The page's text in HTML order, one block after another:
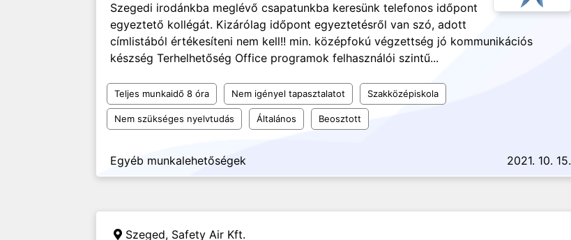
Szegedi irodánkba meglévő csapatunkba keresünk telefonos időpont
egyeztető kollégát. Kizárólag időpont egyeztetésről van szó, adott
címlistából értékesíteni nem kell!! min. középfokú végzettség jó kommunikációs
készség Terhelhetőség Office programok felhasználói szintű...
Teljes munkaidő 8 óra Nem igényel tapasztalatot Szakközépiskola
Nem szükséges nyelvtudás Általános Beosztott
Egyéb munkalehetőségek 2021. 10. 15.
Szeged, Safety Air Kft.